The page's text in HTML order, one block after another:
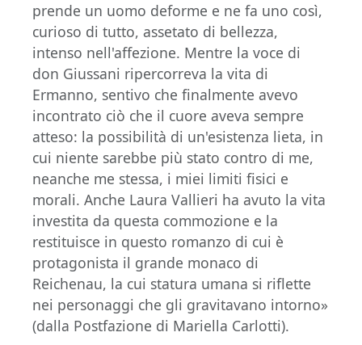
prende un uomo deforme e ne fa uno così,
curioso di tutto, assetato di bellezza,
intenso nell'affezione. Mentre la voce di
don Giussani ripercorreva la vita di
Ermanno, sentivo che finalmente avevo
incontrato ciò che il cuore aveva sempre
atteso: la possibilità di un'esistenza lieta, in
cui niente sarebbe più stato contro di me,
neanche me stessa, i miei limiti fisici e
morali. Anche Laura Vallieri ha avuto la vita
investita da questa commozione e la
restituisce in questo romanzo di cui è
protagonista il grande monaco di
Reichenau, la cui statura umana si riflette
nei personaggi che gli gravitavano intorno»
(dalla Postfazione di Mariella Carlotti).